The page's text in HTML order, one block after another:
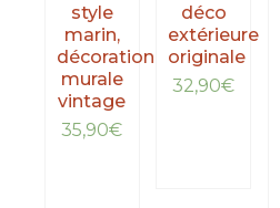
style
marin,
décoration
murale
vintage
35,90€
déco
extérieure
originale
32,90€